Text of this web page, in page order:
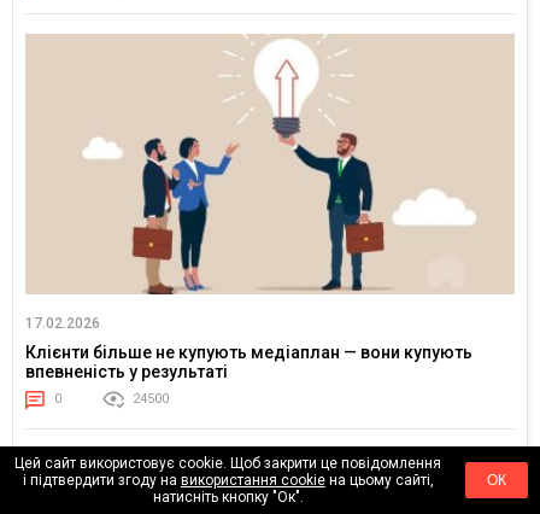
17.02.2026
Клієнти більше не купують медіаплан — вони купують
впевненість у результаті
0 24500
Цей сайт використовує cookie. Щоб закрити це повідомлення
і підтвердити згоду на використання cookieна цьому сайті,
натисніть кнопку "Ок".
ОК